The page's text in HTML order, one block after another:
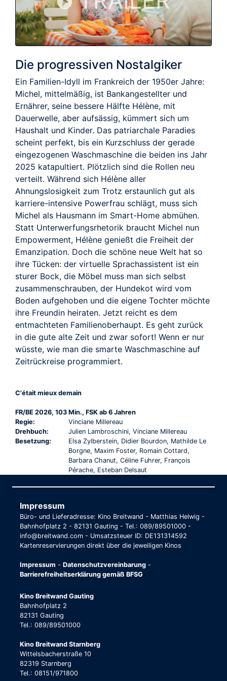
Die progressiven Nostalgiker
Ein Familien-Idyll im Frankreich der 1950er Jahre:
Michel, mittelmäßig, ist Bankangestellter und
Ernährer, seine bessere Hälfte Hélène, mit
Dauerwelle, aber aufsässig, kümmert sich um
Haushalt und Kinder. Das patriarchale Paradies
scheint perfekt, bis ein Kurzschluss der gerade
eingezogenen Waschmaschine die beiden ins Jahr
2025 katapultiert. Plötzlich sind die Rollen neu
verteilt. Während sich Hélène aller
Ahnungslosigkeit zum Trotz erstaunlich gut als
karriere-intensive Powerfrau schlägt, muss sich
Michel als Hausmann im Smart-Home abmühen.
Statt Unterwerfungsrhetorik braucht Michel nun
Empowerment, Hélène genießt die Freiheit der
Emanzipation. Doch die schöne neue Welt hat so
ihre Tücken: der virtuelle Sprachassistent ist ein
sturer Bock, die Möbel muss man sich selbst
zusammenschrauben, der Hundekot wird vom
Boden aufgehoben und die eigene Tochter möchte
ihre Freundin heiraten. Jetzt reicht es dem
entmachteten Familienoberhaupt. Es geht zurück
in die gute alte Zeit und zwar sofort! Wenn er nur
wüsste, wie man die smarte Waschmaschine auf
Zeitrückreise programmiert.
C'était mieux demain
FR/BE 2026, 103 Min., FSK ab 6 Jahren
Regie:
Vinciane Millereau
Drehbuch:
Julien Lambroschini, Vinciane Millereau
Besetzung:
Elsa Zylberstein, Didier Bourdon, Mathilde Le
Borgne, Maxim Foster, Romain Cottard,
Barbara Chanut, Céline Fuhrer, François
Pérache, Esteban Delsaut
Impressum
Büro- und Lieferadresse: Kino Breitwand - Matthias Helwig -
Bahnhofplatz 2 - 82131 Gauting - Tel.: 089/89501000 -
info@breitwand.com - Umsatzsteuer ID: DE131314592
Kartenreservierungen direkt über die jeweiligen Kinos
Impressum - Datenschutzvereinbarung -
Barrierefreiheitserklärung gemäß BFSG
Kino Breitwand Gauting
Bahnhofplatz 2
82131 Gauting
Tel.: 089/89501000
Kino Breitwand Starnberg
Wittelsbacherstraße 10
82319 Starnberg
Tel.: 08151/971800